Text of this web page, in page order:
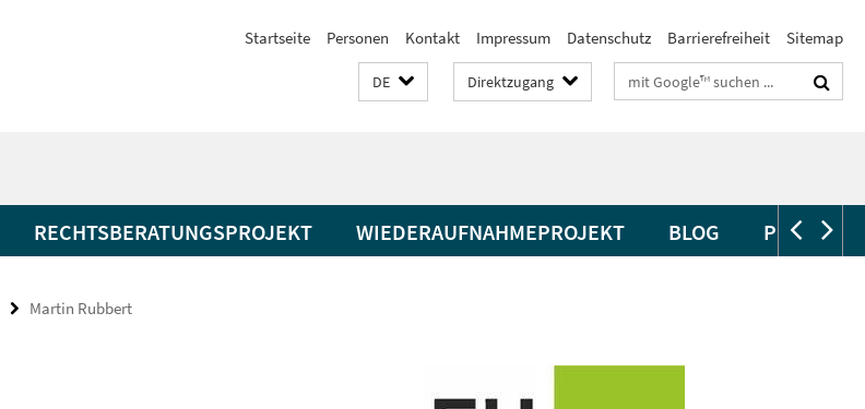
Startseite Personen Kontakt Impressum Datenschutz Barrierefreiheit Sitemap
DE Direktzugang Suchbegriffe
RECHTSBERATUNGSPROJEKT WIEDERAUFNAHMEPROJEKT BLOG
Martin Rubbert